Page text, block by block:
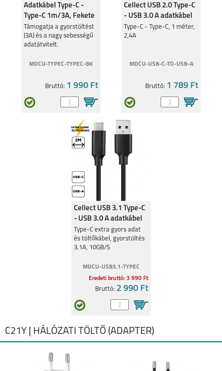
Adatkábel Type-C -
Type-C 1m/3A, Fekete
Támogatja a gyorstöltést
(3A) és a nagy sebességű
adatátvitelt.
MDCU-TYPEC-TYPEC-BK
Bruttó: 1 990 Ft
Cellect USB 2.0 Type-C
- USB 3.0 A adatkábel
Type-C - Type-C, 1 méter,
2,4A
MDCU-USB-C-TO-USB-A
Bruttó: 1 789 Ft
Cellect USB 3.1 Type-C
- USB 3.0 A adatkábel
Type-C extra gyors adat
és töltőkábel, gyorstöltés
3.1A, 10GB/S
MDCU-USB3.1-TYPEC
Eredeti bruttó: 3 990 Ft
Bruttó: 2 990 Ft
C21Y | HÁLÓZATI TÖLTŐ (ADAPTER)